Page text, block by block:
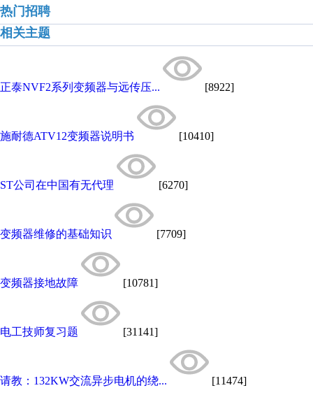
热门招聘
相关主题
正泰NVF2系列变频器与远传压... [8922]
施耐德ATV12变频器说明书 [10410]
ST公司在中国有无代理 [6270]
变频器维修的基础知识 [7709]
变频器接地故障 [10781]
电工技师复习题 [31141]
请教：132KW交流异步电机的绕... [11474]